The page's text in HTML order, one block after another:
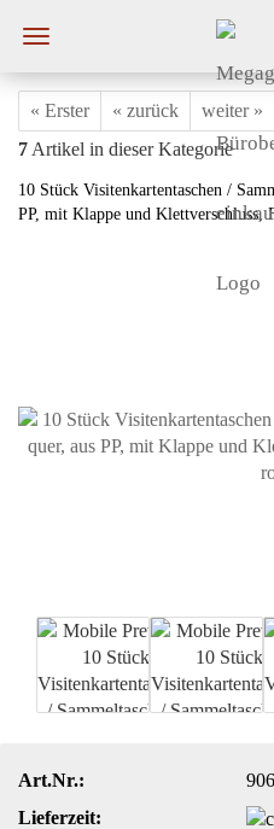
« Erster « zurück weiter »
7 Artikel in dieser Kategorie
10 Stück Visitenkartentaschen /
PP, mit Klappe und Klettverschluss,
Art.Nr.:
Lieferzeit: